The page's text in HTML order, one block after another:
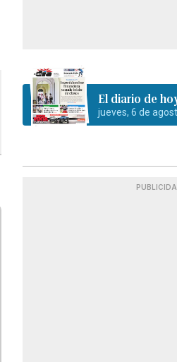
El diario de
jueves, 6 de